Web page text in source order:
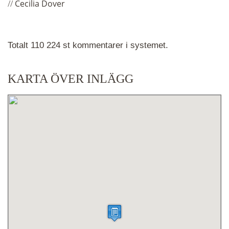
Totalt 110 224 st kommentarer i systemet.
KARTA ÖVER INLÄGG
// Cecilia Dover